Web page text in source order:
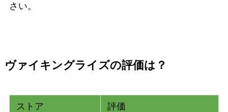
さい。
ヴァイキングライズの評価は？
ストア 評価